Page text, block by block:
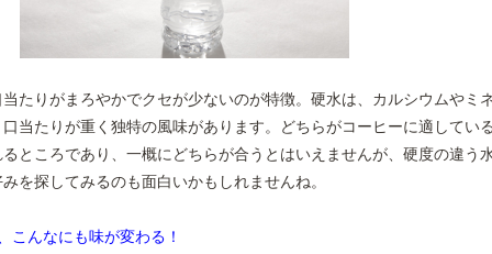
たりがまろやかでクセが少ないのが特徴。硬水は、カルシウムやミ
当たりが重く独特の風味があります。どちらがコーヒーに適してい
ところであり、一概にどちらが合うとはいえませんが、硬度の違う
を探してみるのも面白いかもしれませんね。
こんなにも味が変わる！